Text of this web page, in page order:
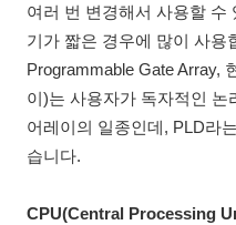
여러 번 변경해서 사용할 수
기가 짧은 경우에 많이 사용
Programmable Gate Array,
이)는 사용자가 독자적인 논
어레이의 일종인데, PLD라
습니다.
CPU(Central Processing